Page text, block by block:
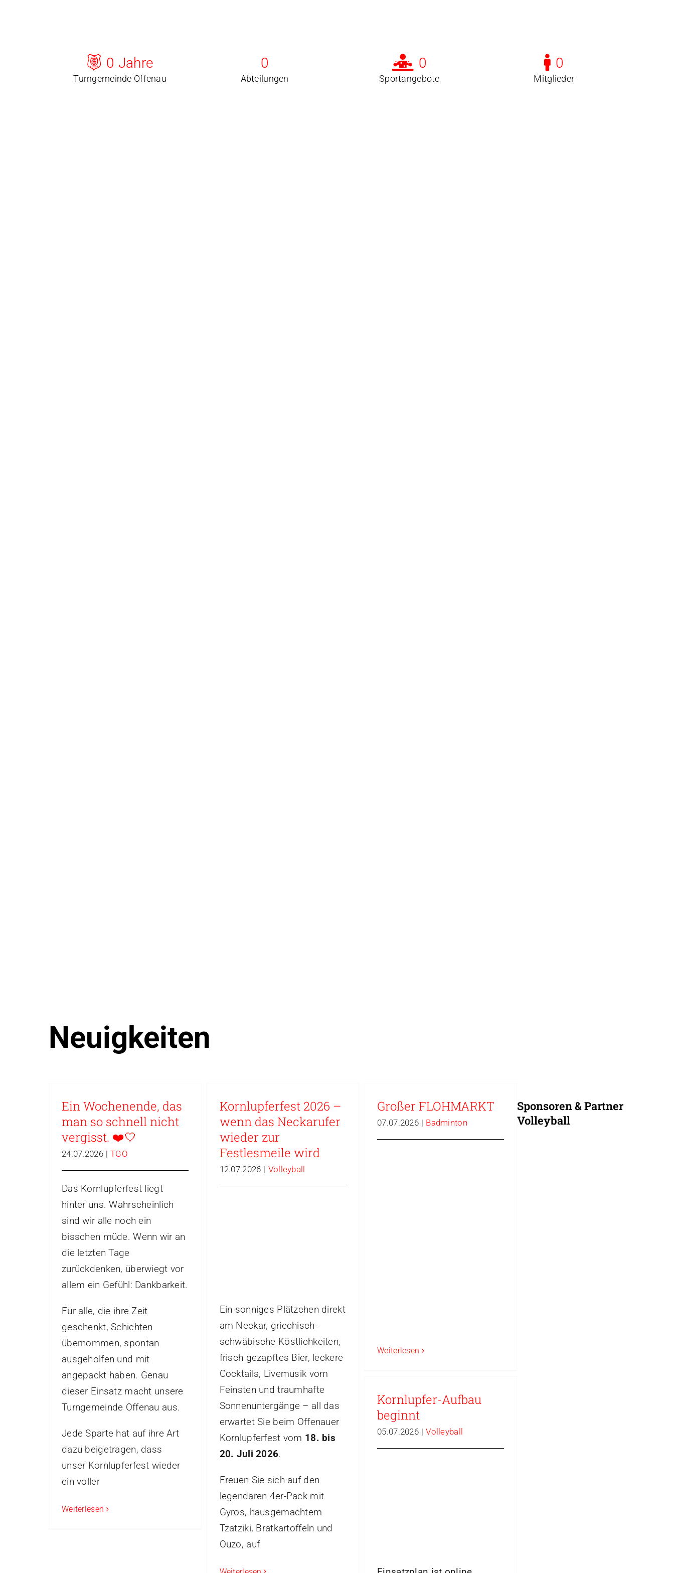
0 Jahre
Turngemeinde Offenau
0
Abteilungen
0
Sportangebote
0
Mitglieder
Neuigkeiten
Ein Wochenende, das
man so schnell nicht
vergisst. ❤️🤍
24.07.2026 | TGO
Das Kornlupferfest liegt
hinter uns. Wahrscheinlich
sind wir alle noch ein
bisschen müde. Wenn wir an
die letzten Tage
zurückdenken, überwiegt vor
allem ein Gefühl: Dankbarkeit.
Für alle, die ihre Zeit
geschenkt, Schichten
übernommen, spontan
ausgeholfen und mit
angepackt haben. Genau
dieser Einsatz macht unsere
Turngemeinde Offenau aus.
Jede Sparte hat auf ihre Art
dazu beigetragen, dass
unser Kornlupferfest wieder
ein voller
Weiterlesen
Kornlupferfest 2026 –
wenn das Neckarufer
wieder zur
Festlesmeile wird
12.07.2026 | Volleyball
Ein sonniges Plätzchen direkt
am Neckar, griechisch-
schwäbische Köstlichkeiten,
frisch gezapftes Bier, leckere
Cocktails, Livemusik vom
Feinsten und traumhafte
Sonnenuntergänge – all das
erwartet Sie beim Offenauer
Kornlupferfest vom 18. bis
20. Juli 2026.
Freuen Sie sich auf den
legendären 4er-Pack mit
Gyros, hausgemachtem
Tzatziki, Bratkartoffeln und
Ouzo, auf
Großer FLOHMARKT
07.07.2026 | Badminton
Weiterlesen
Kornlupfer-Aufbau
beginnt
05.07.2026 | Volleyball
Sponsoren & Partner
Volleyball